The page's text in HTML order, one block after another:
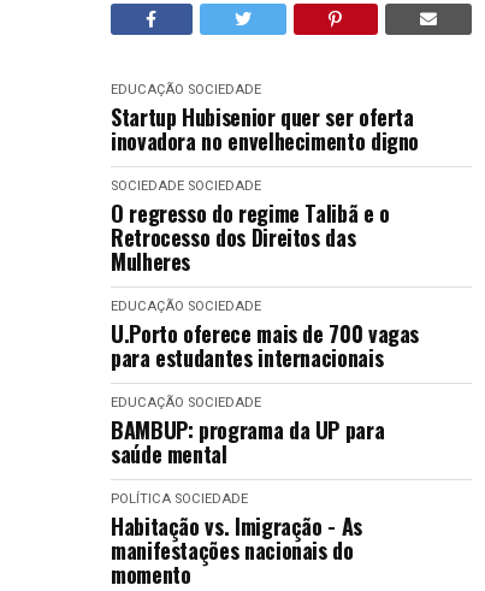
EDUCAÇÃO SOCIEDADE
Startup Hubisenior quer ser oferta
inovadora no envelhecimento digno
SOCIEDADE SOCIEDADE
O regresso do regime Talibã e o
Retrocesso dos Direitos das
Mulheres
EDUCAÇÃO SOCIEDADE
U.Porto oferece mais de 700 vagas
para estudantes internacionais
EDUCAÇÃO SOCIEDADE
BAMBUP: programa da UP para
saúde mental
POLÍTICA SOCIEDADE
Habitação vs. Imigração - As
manifestações nacionais do
momento